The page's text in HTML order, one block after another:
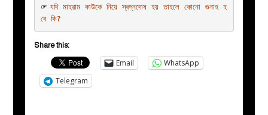
☞ যদি মাহরাম কাউকে নিয়ে স্বপ্নদোষ হয় তাহলে কোনো গুনাহ হ
বে কি?
Share this:
Email
WhatsApp
Telegram